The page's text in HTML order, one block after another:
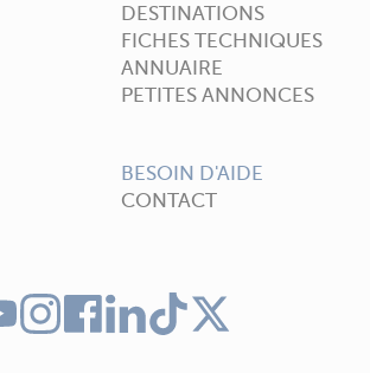
DESTINATIONS
FICHES TECHNIQUES
ANNUAIRE
PETITES ANNONCES
BESOIN D'AIDE
CONTACT